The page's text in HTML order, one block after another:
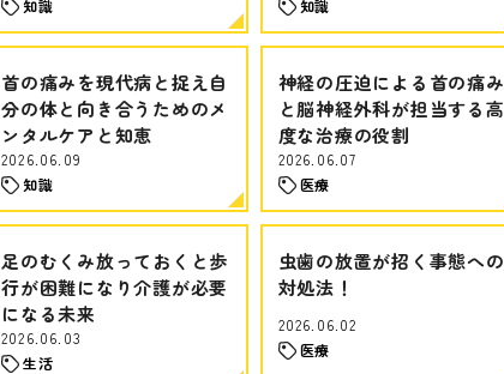
知識
知識
首の痛みを現代病と捉え自
分の体と向き合うためのメ
ンタルケアと知恵
2026.06.09
知識
神経の圧迫による首の痛み
と脳神経外科が担当する高
度な治療の役割
2026.06.07
医療
足のむくみ放っておくと歩
行が困難になり介護が必要
になる未来
2026.06.03
生活
虫歯の放置が招く事態への
対処法！
2026.06.02
医療